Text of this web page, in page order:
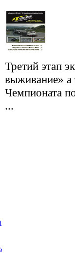
Третий этап
выживание» а
Чемпионата
...